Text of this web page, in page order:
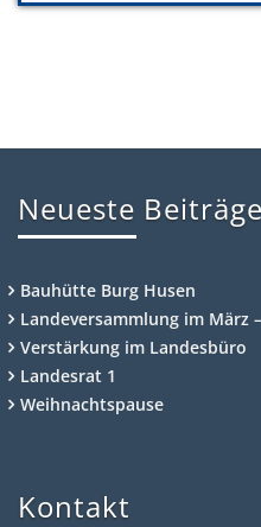
Neueste Beiträge
Bauhütte Burg Husen
Landeversammlung im März
Verstärkung im Landesbüro
Landesrat 1
Weihnachtspause
Kontakt